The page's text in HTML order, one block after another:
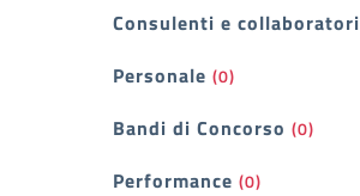
Consulenti e collaboratori
Personale (0)
Bandi di Concorso (0)
Performance (0)